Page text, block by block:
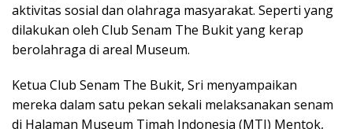
aktivitas sosial dan olahraga masyarakat. Seperti yang
dilakukan oleh Club Senam The Bukit yang kerap
berolahraga di areal Museum.
Ketua Club Senam The Bukit, Sri menyampaikan
mereka dalam satu pekan sekali melaksanakan senam
di Halaman Museum Timah Indonesia (MTI) Mentok,